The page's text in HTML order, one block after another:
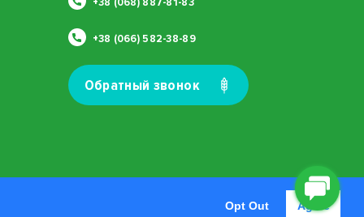
Opt Out Agree
+38 (066) 582-38-89
Обратный звонок